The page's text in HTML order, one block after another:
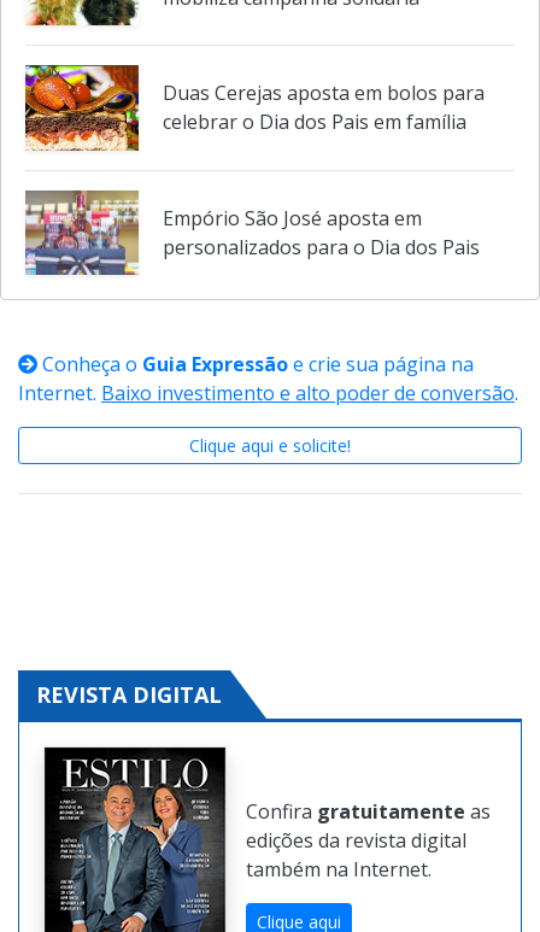
Duas Cerejas aposta em bolos para
celebrar o Dia dos Pais em família
Empório São José aposta em
personalizados para o Dia dos Pais
Conheça o Guia Expressãoe crie sua página na
Internet. Baixo investimento e alto poder de conversão.
Clique aqui e solicite!
REVISTA DIGITAL
Confira gratuitamente as
edições da revista digital
também na Internet.
Clique aqui